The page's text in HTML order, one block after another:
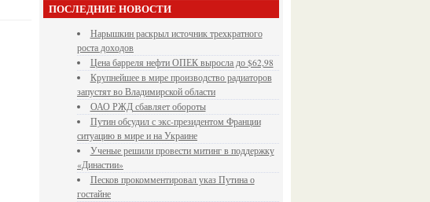
ПОСЛЕДНИЕ НОВОСТИ
Нарышкин раскрыл источник трехкратного
роста доходов
Цена барреля нефти ОПЕК выросла до $62,98
Крупнейшее в мире производство радиаторов
запустят во Владимирской области
ОАО РЖД сбавляет обороты
Путин обсудил с экс-президентом Франции
ситуацию в мире и на Украине
Ученые решили провести митинг в поддержку
«Династии»
Песков прокомментировал указ Путина о
гостайне